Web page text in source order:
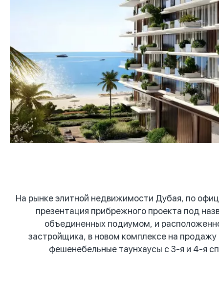
На рынке элитной недвижимости Дубая, по
презентация прибрежного проекта под
объединенных подиумом, и
застройщика, в новом комплексе на
фешенебельные таунхаусы с 3-я и 4-я